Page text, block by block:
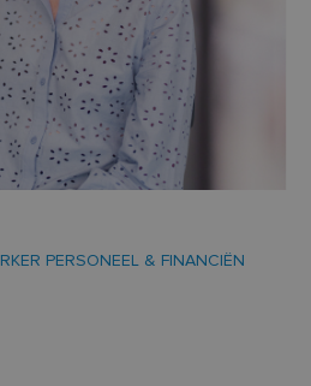
PERSONEEL & FINANCIËN